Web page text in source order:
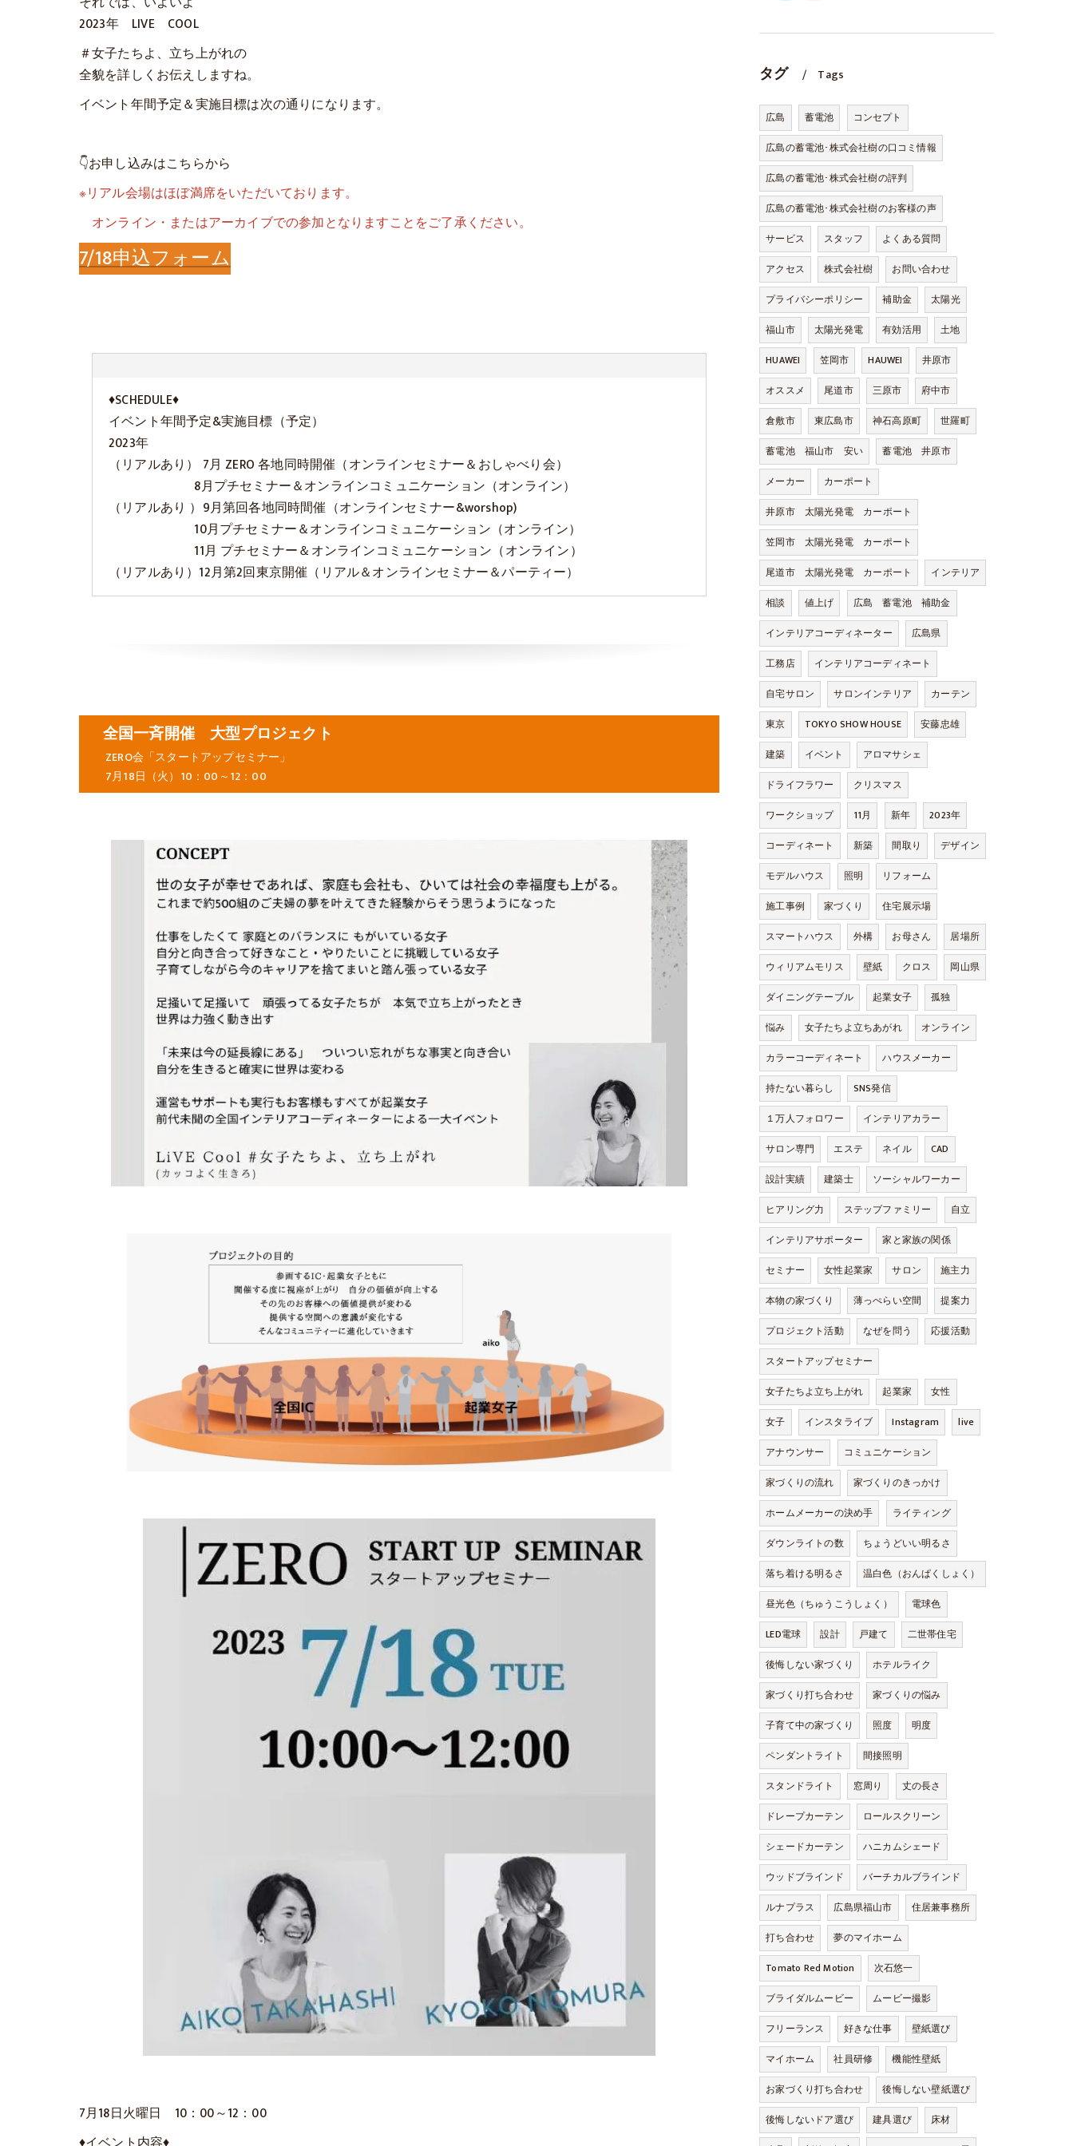
2023年 LIVE COOL
＃女子たちよ、立ち上がれの
全貌を詳しくお伝えしますね。
イベント年間予定＆実施目標は次の通りになります。
👇お申し込みはこちらから
※リアル会場はほぼ満席をいただいております。
オンライン・またはアーカイブでの参加となりますことをご了承ください。
7/18申込フォーム
♦SCHEDULE♦
イベント年間予定&実施目標（予定）
2023年
（リアルあり） 7月 ZERO 各地同時開催（オンラインセミナー＆おしゃべり会）
8月プチセミナー＆オンラインコミュニケーション（オンライン）
（リアルあり ）9月第回各地同時間催（オンラインセミナー&worshop)
10月プチセミナー＆オンラインコミュニケーション（オンライン）
11月 プチセミナー＆オンラインコミュニケーション（オンライン）
（リアルあり）12月第2回東京開催（リアル＆オンラインセミナー＆パーティー）
全国一斉開催 大型プロジェクト
ZERO会「スタートアップセミナー」
7月18日（火）10：00～12：00
7月18日火曜日 10：00～12：00
タグ Tags
広島 蓄電池
コンセプト
広島の蓄電池･株式会社樹の口コミ情報
広島の蓄電池･株式会社樹の評判
広島の蓄電池･株式会社樹のお客様の声
サービス
スタッフ
よくある質問
アクセス
株式会社樹
お問い合わせ
プライバシーポリシー
補助金
太陽光
福山市
太陽光発電 有効活用
土地
HUAWEI
笠岡市 HAUWEI
井原市
オススメ
尾道市 三原市
府中市
倉敷市
東広島市 神石高原町
世羅町
蓄電池 福山市 安い
蓄電池 井原市
メーカー
カーポート
井原市 太陽光発電 カーポート
笠岡市 太陽光発電 カーポート
尾道市 太陽光発電 カーポート
インテリア
相談
値上げ
広島 蓄電池 補助金
インテリアコーディネーター
広島県
工務店
インテリアコーディネート
自宅サロン
サロンインテリア
カーテン
東京
TOKYO SHOW HOUSE
安藤忠雄
建築
イベント
アロマサシェ
ドライフラワー
クリスマス
ワークショップ
11月 新年
2023年
コーディネート
新築 間取り
デザイン
モデルハウス
照明
リフォーム
施工事例
家づくり
住宅展示場
スマートハウス
外構 お母さん
居場所
ウィリアムモリス
壁紙 クロス
岡山県
ダイニングテーブル
起業女子
孤独
悩み
女子たちよ立ちあがれ
オンライン
カラーコーディネート
ハウスメーカー
持たない暮らし
SNS発信
１万人フォロワー
インテリアカラー
サロン専門
エステ ネイル
CAD
設計実績
建築士
ソーシャルワーカー
ヒアリング力
ステップファミリー
自立
インテリアサポーター
家と家族の関係
セミナー
女性起業家 サロン
施主力
本物の家づくり
薄っぺらい空間
提案力
プロジェクト活動
なぜを問う
応援活動
スタートアップセミナー
女子たちよ立ち上がれ
起業家
女性
女子
インスタライブ Instagram
live
アナウンサー
コミュニケーション
家づくりの流れ
家づくりのきっかけ
ホームメーカーの決め手
ライティング
ダウンライトの数
ちょうどいい明るさ
落ち着ける明るさ
温白色（おんぱくしょく）
昼光色（ちゅうこうしょく）
電球色
LED電球
設計 戸建て
二世帯住宅
後悔しない家づくり
ホテルライク
家づくり打ち合わせ
家づくりの悩み
子育て中の家づくり
照度
明度
ペンダントライト
間接照明
スタンドライト
窓周り
丈の長さ
ドレープカーテン
ロールスクリーン
シェードカーテン
ハニカムシェード
ウッドブラインド
バーチカルブラインド
ルナプラス
広島県福山市
住居兼事務所
打ち合わせ
夢のマイホーム
Tomato Red Motion
次石悠一
ブライダルムービー
ムービー撮影
フリーランス
好きな仕事
壁紙選び
マイホーム
社員研修
機能性壁紙
お家づくり打ち合わせ
後悔しない壁紙選び
後悔しないドア選び
建具選び
床材